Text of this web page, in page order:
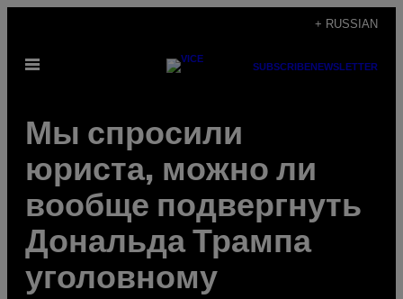
content
+ RUSSIAN
Open
SUBSCRIBENEWSLETTER
Мы спросили
юриста, можно ли
вообще подвергнуть
Дональда Трампа
уголовному